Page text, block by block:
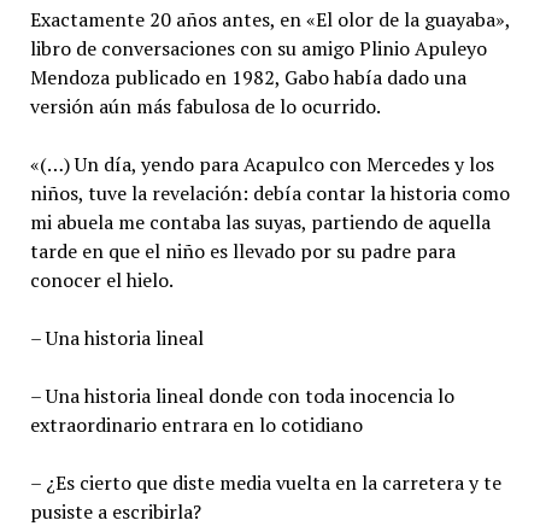
Exactamente 20 años antes, en «El olor de la guayaba»,
libro de conversaciones con su amigo Plinio Apuleyo
Mendoza publicado en 1982, Gabo había dado una
versión aún más fabulosa de lo ocurrido.
«(…) Un día, yendo para Acapulco con Mercedes y los
niños, tuve la revelación: debía contar la historia como
mi abuela me contaba las suyas, partiendo de aquella
tarde en que el niño es llevado por su padre para
conocer el hielo.
– Una historia lineal
– Una historia lineal donde con toda inocencia lo
extraordinario entrara en lo cotidiano
– ¿Es cierto que diste media vuelta en la carretera y te
pusiste a escribirla?